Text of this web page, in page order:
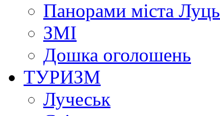
Панорами міста
ЗМІ
Дошка оголошень
ТУРИЗМ
Лучеськ